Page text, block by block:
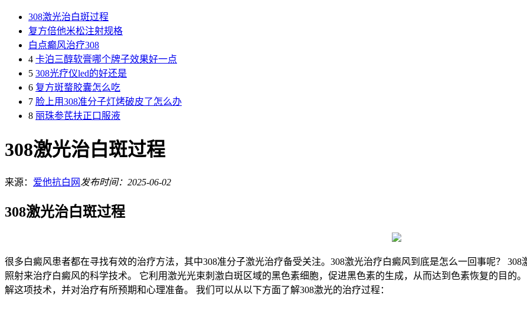
308激光治白斑过程
复方倍他米松注射规格
白点癫风治疗308
4 卡泊三醇软膏哪个牌子效果好一点
5 308光疗仪led的好还是
6 复方斑蝥胶囊怎么吃
7 脸上用308准分子灯烤破皮了怎么办
8 丽珠参芪扶正口服液
308激光治白斑过程
来源： 爱他抗白网 发布时间：2025-06-02
308激光治白斑过程
很多白癜风患者都在寻找有效的治疗方法，其中308准分子激光治疗备受关注。308激光治疗白癜风到底是怎么一回事呢？
照射来治疗白癜风的科学技术。 它利用激光光束刺激白斑区域的黑色素细胞，促进黑色素的生成，从而达到色素恢复的目的
解这项技术，并对治疗有所预期和心理准备。 我们可以从以下方面了解308激光的治疗过程：